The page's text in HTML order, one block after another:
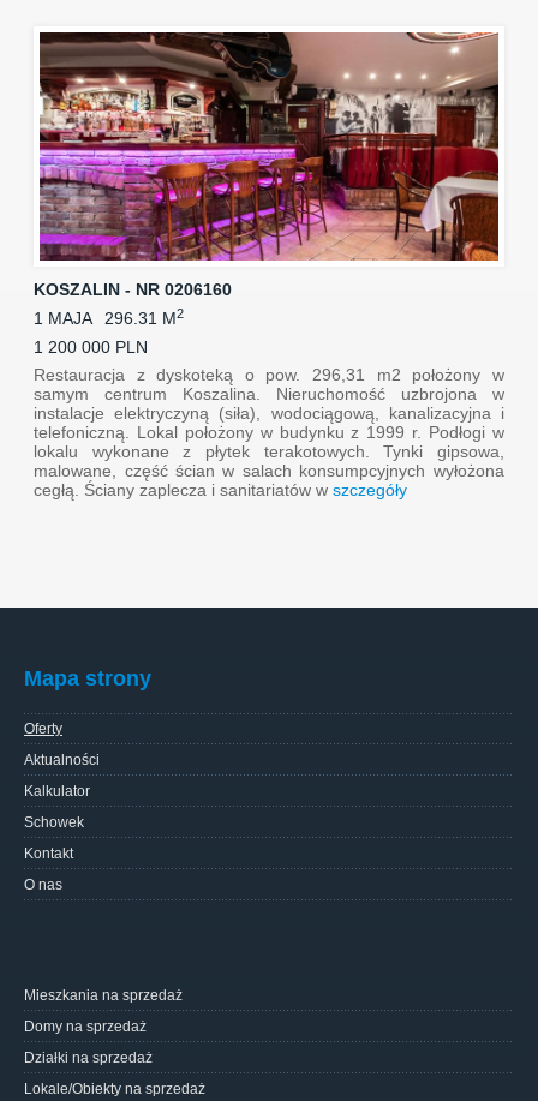
KOSZALIN - NR 0206160
1 MAJA
296.31 M2
1 200 000 PLN
Restauracja z dyskoteką o pow. 296,31 m2 położony w
samym centrum Koszalina. Nieruchomość uzbrojona w
instalacje elektryczyną (siła), wodociągową, kanalizacyjna i
telefoniczną. Lokal położony w budynku z 1999 r. Podłogi w
lokalu wykonane z płytek terakotowych. Tynki gipsowa,
malowane, część ścian w salach konsumpcyjnych wyłożona
cegłą. Ściany zaplecza i sanitariatów wszczegóły
Mapa strony
Oferty
Aktualności
Kalkulator
Schowek
Kontakt
O nas
Mieszkania na sprzedaż
Domy na sprzedaż
Działki na sprzedaż
Lokale/Obiekty na sprzedaż